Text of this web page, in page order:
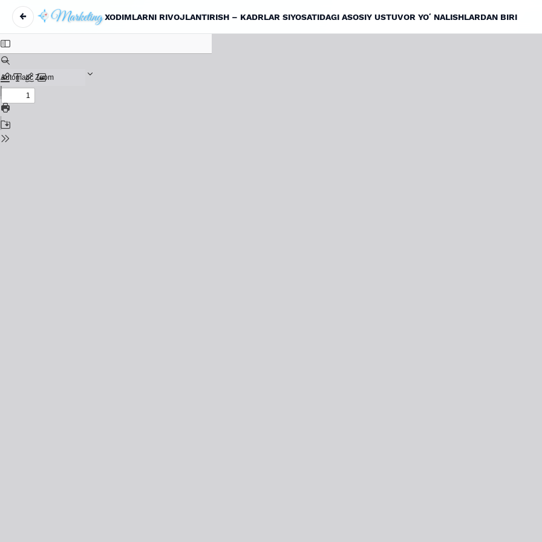
←
Maqola tafsilotlariga qaytish
XODIMLARNI RIVOJLANTIRISH – KADRLAR SIYOSATIDAGI ASOSIY USTUVOR YOʻNALISHLARDAN BIRI